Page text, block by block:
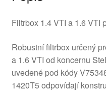
Filtrbox 1.4 VTI a 1.6 VTI
Robustní filtrbox určený
a 1.6 VTI od koncernu
uvedené pod kódy
1420T5 odpovídají